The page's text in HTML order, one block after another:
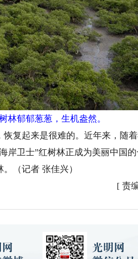
郁郁葱葱，生机盎然。
复起来是很难的。近年来，随
岸卫士”红树林正成为美丽中国的
（记者 张佳兴）
[ 责